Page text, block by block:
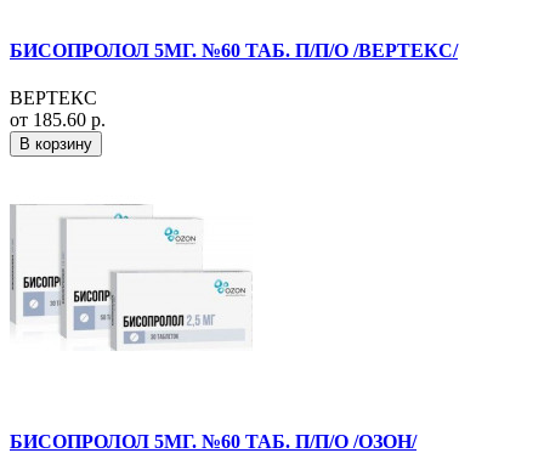
БИСОПРОЛОЛ 5МГ. №60 ТАБ. П/П/О /ВЕРТЕКС/
ВЕРТЕКС
от 185.60 р.
В корзину
БИСОПРОЛОЛ 5МГ. №60 ТАБ. П/П/О /ОЗОН/